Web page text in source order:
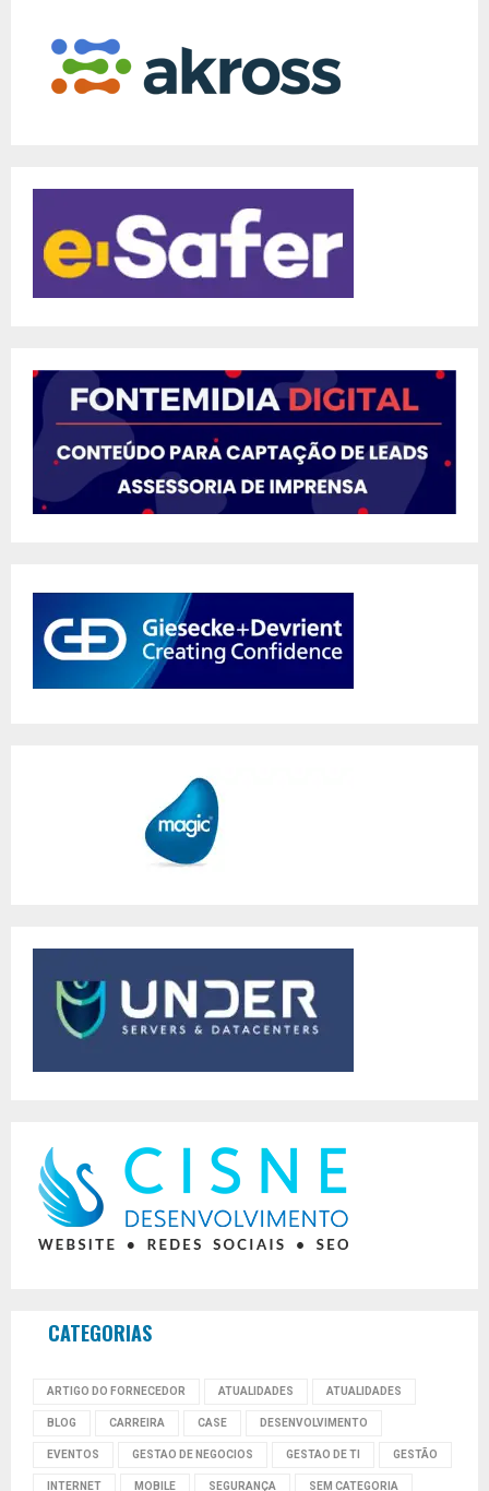
CATEGORIAS
ARTIGO DO FORNECEDOR ATUALIDADES ATUALIDADES
BLOG CARREIRA CASE DESENVOLVIMENTO
EVENTOS GESTAO DE NEGOCIOS GESTAO DE TI GESTÃO
INTERNET MOBILE SEGURANÇA SEM CATEGORIA